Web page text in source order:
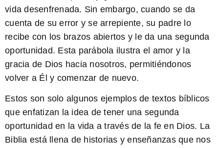
vida desenfrenada. Sin embargo, cuando se da
cuenta de su error y se arrepiente, su padre lo
recibe con los brazos abiertos y le da una segunda
oportunidad. Esta parábola ilustra el amor y la
gracia de Dios hacia nosotros, permitiéndonos
volver a Él y comenzar de nuevo.
Estos son solo algunos ejemplos de textos bíblicos
que enfatizan la idea de tener una segunda
oportunidad en la vida a través de la fe en Dios. La
Biblia está llena de historias y enseñanzas que nos